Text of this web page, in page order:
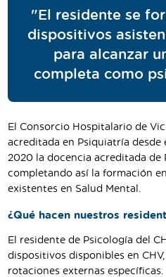
"El residente se
dispositivos
para alcanzar
completa como
El Consorcio Hospitalario de
acreditada en Psiquiatría desde
2020 la docencia acreditada de
completando así la formación
existentes en Salud Mental.
¿Qué hacen nuestros
El residente de Psicología del
dispositivos disponibles en
rotaciones externas específicas.